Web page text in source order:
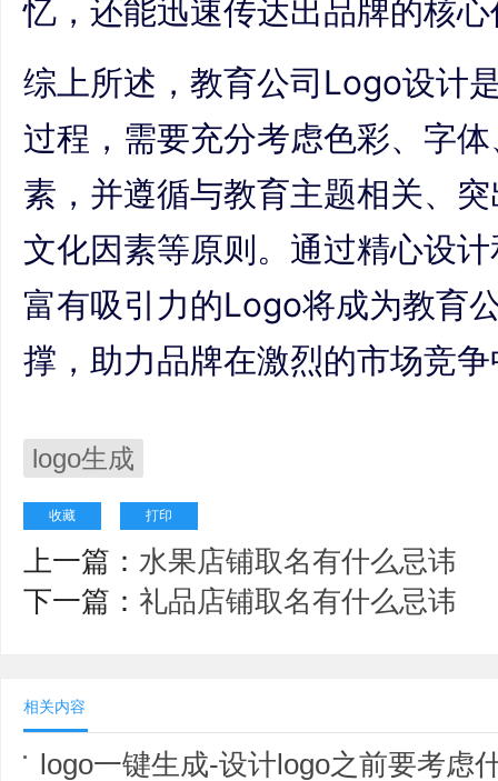
忆，还能迅速传达出品牌的核
综上所述，教育公司Logo设计
过程，需要充分考虑色彩、字
素，并遵循与教育主题相关、
文化因素等原则。通过精心设
富有吸引力的Logo将成为教育
撑，助力品牌在激烈的市场竞
logo生成
收藏 打印
上一篇： 水果店铺取名有什么忌讳
下一篇： 礼品店铺取名有什么忌讳
相关内容
logo一键生成-设计logo之前要考虑